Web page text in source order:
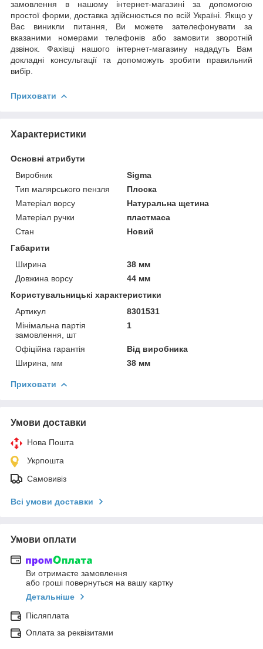
замовлення в нашому інтернет-магазині за допомогою
простої форми, доставка здійснюється по всій Україні. Якщо у
Вас виникли питання, Ви можете зателефонувати за
вказаними номерами телефонів або замовити зворотній
дзвінок. Фахівці нашого інтернет-магазину нададуть Вам
докладні консультації та допоможуть зробити правильний
вибір.
Приховати
Характеристики
Основні атрибути
Виробник
Sigma
Тип малярського пензля
Плоска
Матеріал ворсу
Натуральна щетина
Матеріал ручки
пластмаса
Стан
Новий
Габарити
Ширина
38 мм
Довжина ворсу
44 мм
Користувальницькі характеристики
Артикул
8301531
Мінімальна партія
замовлення, шт
1
Офіційна гарантія
Від виробника
Ширина, мм
38 мм
Приховати
Умови доставки
Нова Пошта
Укрпошта
Самовивіз
Всі умови доставки
Умови оплати
Ви отримаєте замовлення
або гроші повернуться на вашу картку
Детальніше
Післяплата
Оплата за реквізитами